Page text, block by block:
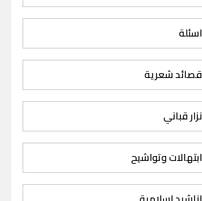
اسئلة
قصائد شعرية
نزار قباني
ابتهالات وتواشيح